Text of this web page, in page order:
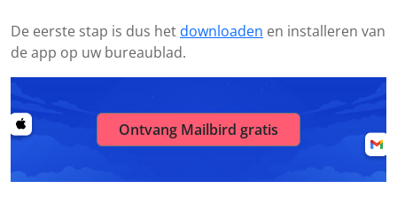
De eerste stap is dus het downloaden en installeren van
de app op uw bureaublad.
Ontvang Mailbird gratis